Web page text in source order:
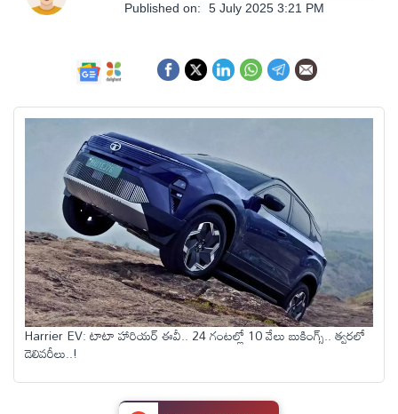
జాతీయం
అంతర్జాతీయం
సినిమా
క్రీడలు
వ్యాపారం
లైఫ్
స్టైల్
Published on: 5 July 2025 3:21 PM
Harrier EV: టాటా హారియర్ ఈవీ.. 24 గంటల్లో 10 వేలు బుకింగ్స్.. త్వరలో
డెలివరీలు..!